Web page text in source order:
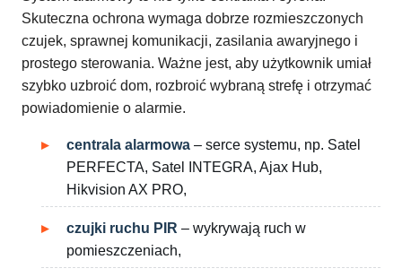
Skuteczna ochrona wymaga dobrze rozmieszczonych
czujek, sprawnej komunikacji, zasilania awaryjnego i
prostego sterowania. Ważne jest, aby użytkownik umiał
szybko uzbroić dom, rozbroić wybraną strefę i otrzymać
powiadomienie o alarmie.
centrala alarmowa – serce systemu, np. Satel
PERFECTA, Satel INTEGRA, Ajax Hub,
Hikvision AX PRO,
czujki ruchu PIR – wykrywają ruch w
pomieszczeniach,